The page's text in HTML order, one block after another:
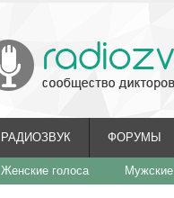
РАДИОЗВУК ФОРУМЫ
Женские голоса